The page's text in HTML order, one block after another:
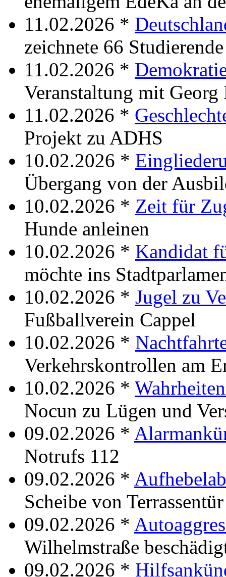
11.02.2026 *
zeichnete 66
11.02.2026 *
Veranstaltung mit Georg
11.02.2026 *
Projekt zu ADHS
10.02.2026 *
Übergang von der
10.02.2026 * Zeit für
Hunde anleinen
10.02.2026 * Kandidat
möchte ins
10.02.2026 * Jugel zu
Fußballverein Cappel
10.02.2026 *
Verkehrskontrollen am
10.02.2026 *
Nocun zu Lügen und
09.02.2026 *
Notrufs 112
09.02.2026 *
Scheibe von
09.02.2026 *
Wilhelmstraße
09.02.2026 *